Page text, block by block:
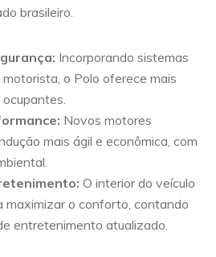
brasileiro.
Incorporando sistemas
o Polo oferece mais
Novos motores
mais ágil e econômica, com
O interior do veículo
maximizar o conforto, contando
entretenimento atualizado.